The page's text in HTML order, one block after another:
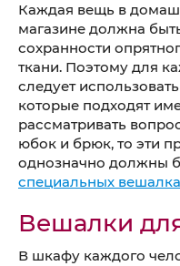
Каждая вещь в
магазине должна
сохранности
ткани. Поэтому для
следует
которые подходят
рассматривать
юбок и брюк, то эти
однозначно должны
специальных
Вешалки
В шкафу каждого